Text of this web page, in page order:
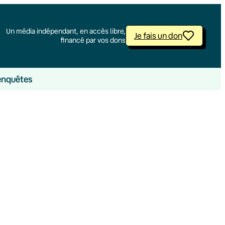
Un média indépendant, en accès libre,
financé par vos dons
Je fais un don